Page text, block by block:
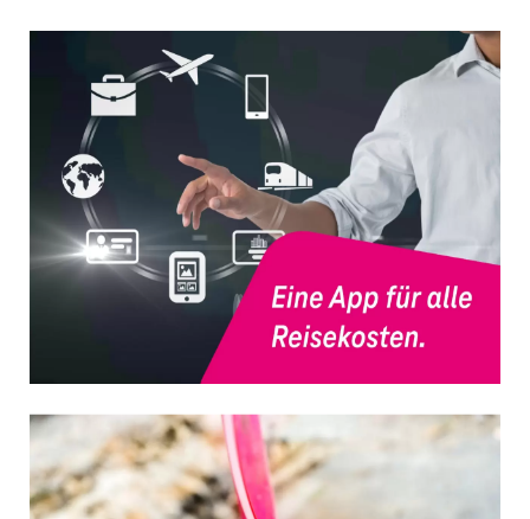
Schnelle und zuverlässige Bereitstellung
von HR-Services — von Recruiting bis
Contact Center.